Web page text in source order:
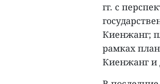
гг. с
Киенжанг;
рамках
Киенжанг и